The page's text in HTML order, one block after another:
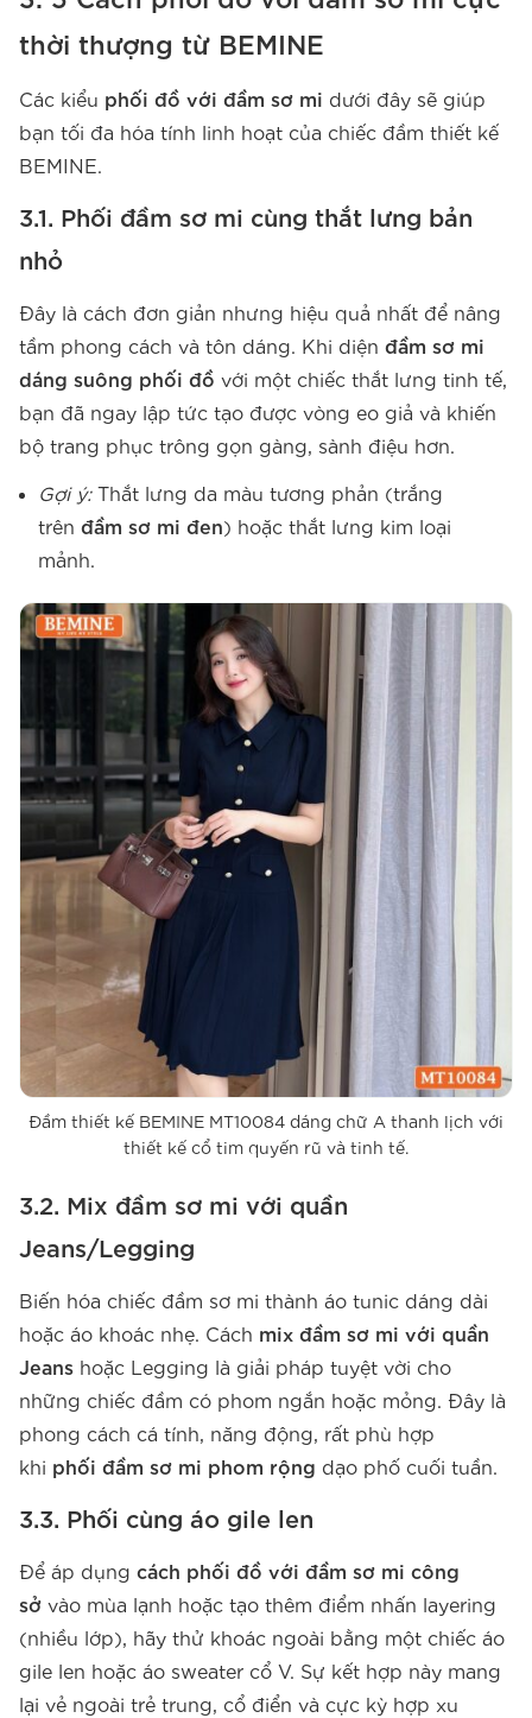
thời thượng từ BEMINE
Các kiểu phối đồ với đầm sơ mi dưới đây sẽ giúp
bạn tối đa hóa tính linh hoạt của chiếc đầm thiết kế
BEMINE.
3.1. Phối đầm sơ mi cùng thắt lưng bản
nhỏ
Đây là cách đơn giản nhưng hiệu quả nhất để nâng
tầm phong cách và tôn dáng. Khi diện đầm sơ mi
dáng suông phối đồ với một chiếc thắt lưng tinh tế,
bạn đã ngay lập tức tạo được vòng eo giả và khiến
bộ trang phục trông gọn gàng, sành điệu hơn.
Gợi ý:Thắt lưng da màu tương phản (trắng
trên đầm sơ mi đen) hoặc thắt lưng kim loại
mảnh.
Đầm thiết kế BEMINE MT10084 dáng chữ A thanh lịch với
thiết kế cổ tim quyến rũ và tinh tế.
3.2. Mix đầm sơ mi với quần
Jeans/Legging
Biến hóa chiếc đầm sơ mi thành áo tunic dáng dài
hoặc áo khoác nhẹ. Cách mix đầm sơ mi với quần
Jeans hoặc Legging là giải pháp tuyệt vời cho
những chiếc đầm có phom ngắn hoặc mỏng. Đây là
phong cách cá tính, năng động, rất phù hợp
khi phối đầm sơ mi phom rộng dạo phố cuối tuần.
3.3. Phối cùng áo gile len
Để áp dụng cách phối đồ với đầm sơ mi công
sở vào mùa lạnh hoặc tạo thêm điểm nhấn layering
(nhiều lớp), hãy thử khoác ngoài bằng một chiếc áo
gile len hoặc áo sweater cổ V. Sự kết hợp này mang
lại vẻ ngoài trẻ trung, cổ điển và cực kỳ hợp xu